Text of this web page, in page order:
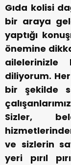
Gıda kolisi
bir araya
yaptığı
önemine
ailelerinizle
diliyorum.
bir şekilde
Sizler,
ve sizlerin
yeri pırıl